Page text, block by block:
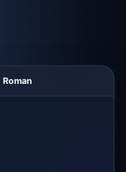
Roman